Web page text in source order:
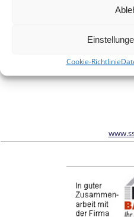
Cookie-Richtlinie
Wir sind Sponsor vom